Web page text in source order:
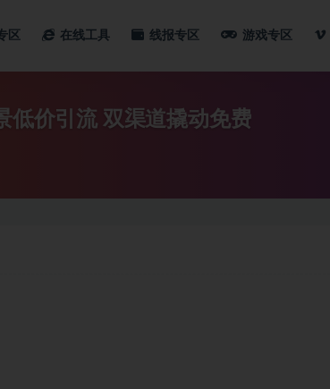
区 在线工具 线报专区 游戏专区
低价引流 双渠道撬动免费